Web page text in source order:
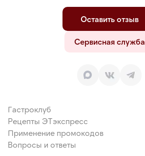
Оставить отзыв
Сервисная служба
Гастроклуб
Рецепты ЭТэкспресс
Применение промокодов
Вопросы и ответы